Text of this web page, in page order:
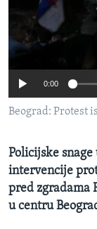
MAGAZIN
O GLASU
Learning English
PRATITE NAS
Jezici
No
0:00
Beograd: Protest
Policijske
intervencije
pred zgradama
u centru